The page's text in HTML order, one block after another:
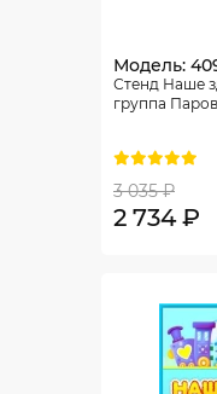
Модель:
Стенд Наше
группа
3 035 ₽
2 734 ₽